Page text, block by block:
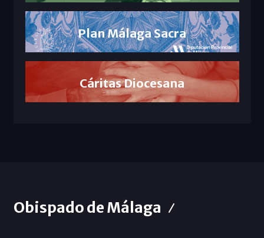
Plan Málaga Sacra
Cáritas Diocesana
Obispado de Málaga